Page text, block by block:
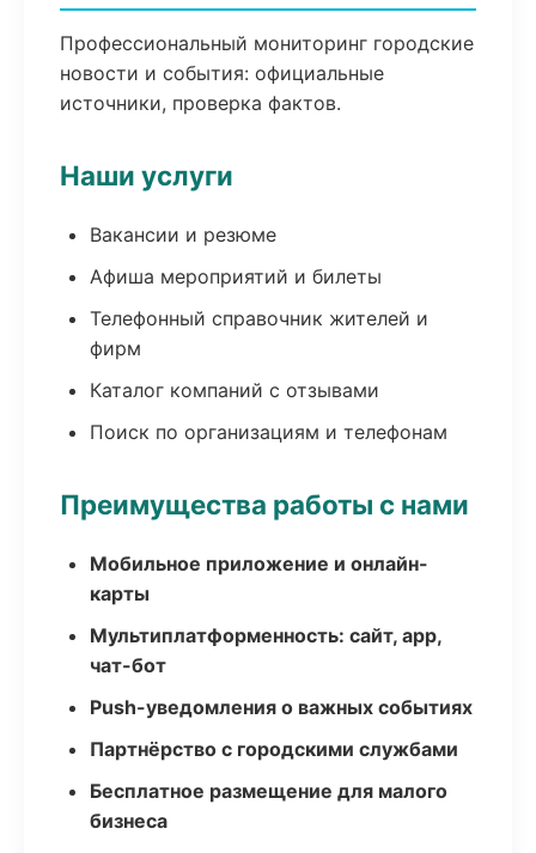
Профессиональный мониторинг городские
новости и события: официальные
источники, проверка фактов.
Наши услуги
Вакансии и резюме
Афиша мероприятий и билеты
Телефонный справочник жителей и
фирм
Каталог компаний с отзывами
Поиск по организациям и телефонам
Преимущества работы с нами
Мобильное приложение и онлайн-
карты
Мультиплатформенность: сайт, app,
чат-бот
Push-уведомления о важных событиях
Партнёрство с городскими службами
Бесплатное размещение для малого
бизнеса